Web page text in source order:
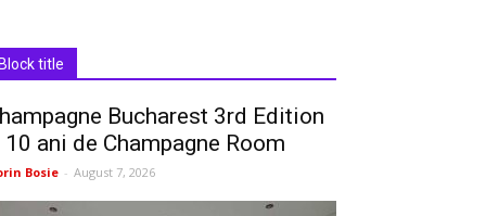
Block title
Bucharest 3rd Edition
10 ani de Champagne Room
Bosie - August 7, 2026